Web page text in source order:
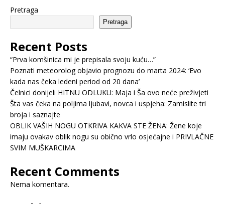
Pretraga
Pretraga
Recent Posts
“Prva komšinica mi je prepisala svoju kuću…”
Poznati meteorolog objavio prognozu do marta 2024: ‘Evo
kada nas čeka ledeni period od 20 dana’
Čelnici donijeli HITNU ODLUKU: Maja i Ša ovo neće preživjeti
Šta vas čeka na poljima ljubavi, novca i uspjeha: Zamislite tri
broja i saznajte
OBLIK VAŠIH NOGU OTKRIVA KAKVA STE ŽENA: Žene koje
imaju ovakav oblik nogu su obično vrlo osjećajne i PRIVLAČNE
SVIM MUŠKARCIMA
Recent Comments
Nema komentara.